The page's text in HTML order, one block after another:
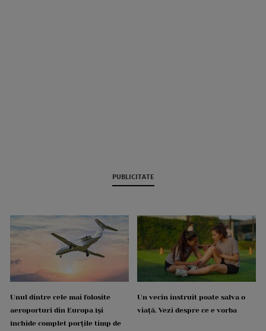
PUBLICITATE
Unul dintre cele mai folosite
aeroporturi din Europa își
închide complet porțile timp de
Un vecin instruit poate salva o
viață. Vezi despre ce e vorba